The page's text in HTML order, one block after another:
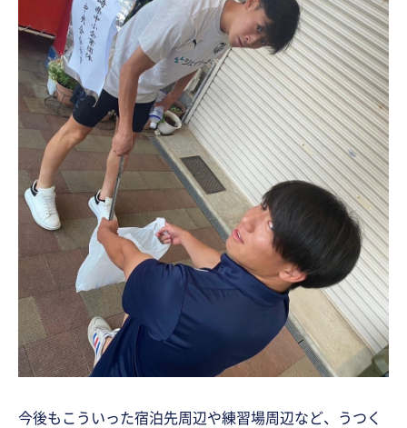
今後もこういった宿泊先周辺や練習場周辺など、うつく